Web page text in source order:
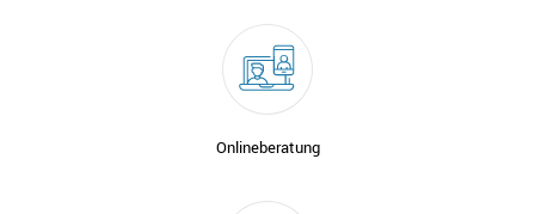
Onlineberatung